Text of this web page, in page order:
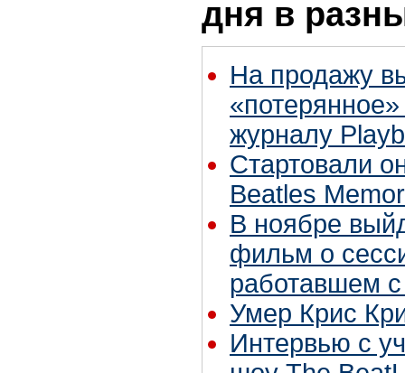
дня в
На продажу
журналу
Стартовали
Beatles
В ноябре
фильм о
работавшем с
Умер Крис
Интервью с